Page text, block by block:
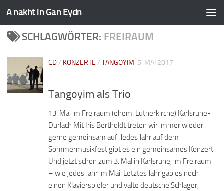
A nakht in Gan Eydn
SCHLAGWÖRTER: FREIRAUM
CD/ KONZERTE / TANGOYIM 5. MAI 2017
Tangoyim als Trio
13. Mai im Freiraum (ehem. Lutherkirche) Karlsruhe-
Durlach Mit Iris Bertholdt treten wir immer wieder
gerne gemeinsam auf. Jedes Jahr auf dem
Sommermusikfest gibt es ein gemeinsames Konzert.
Und jetzt schon zum 3. Mal in Karlsruhe, im Freiraum
– wie jedes Jahr im Mai. Letztes Jahr gab es noch
einen Klavierspieler und valte deutsche Schlager,